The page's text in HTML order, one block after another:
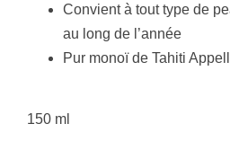
Convient à tout type de
au long de l’année
Pur monoï de Tahiti
150 ml